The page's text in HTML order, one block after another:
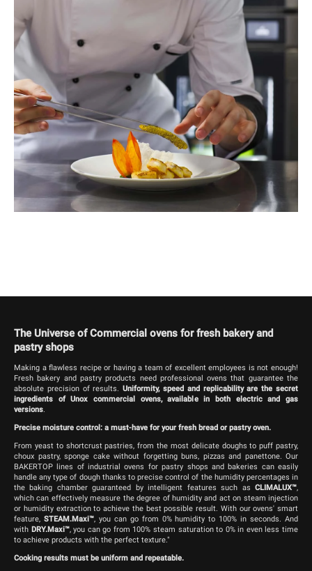
The Universe of Commercial ovens for fresh bakery and
pastry shops
Making a flawless recipe or having a team of excellent employees is not enough!
Fresh bakery and pastry products need professional ovens that guarantee the
absolute precision of results.Uniformity, speed and replicability are the secret
ingredients of Unox commercial ovens, available in both electric and gas
versions.
Precise moisture control: a must-have for your fresh bread or pastry oven.
From yeast to shortcrust pastries, from the most delicate doughs to puff pastry,
choux pastry, sponge cake without forgetting buns, pizzas and panettone. Our
BAKERTOP lines of industrial ovens for pastry shops and bakeries can easily
handle any type of dough thanks to precise control of the humidity percentages in
the baking chamber guaranteed by intelligent features such as CLIMALUX™,
which can effectively measure the degree of humidity and act on steam injection
or humidity extraction to achieve the best possible result. With our ovens' smart
feature, STEAM.Maxi™, you can go from 0% humidity to 100% in seconds. And
with DRY.Maxi™, you can go from 100% steam saturation to 0% in even less time
to achieve products with the perfect texture."
Cooking results must be uniform and repeatable.